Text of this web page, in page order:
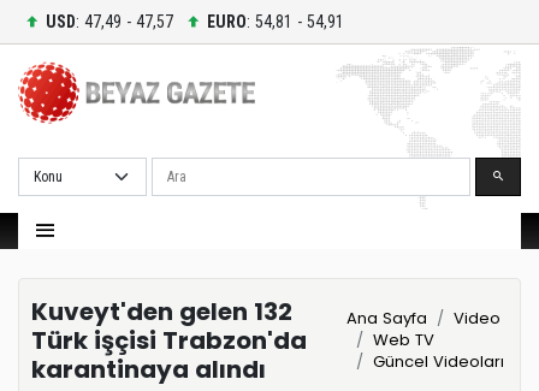
USD: 47,49 - 47,57 EURO: 54,81 - 54,91
Ara
Kuveyt'den gelen 132
Türk işçisi Trabzon'da
karantinaya alındı
Ana Sayfa
Video
Web TV
Güncel Videoları